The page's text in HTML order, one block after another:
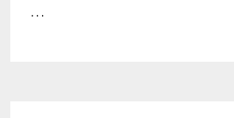
…